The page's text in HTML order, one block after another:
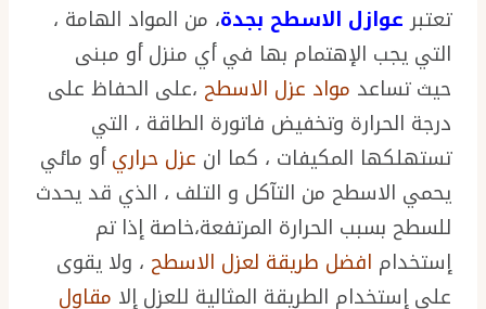
تعتبرعوازل الاسطح بجدة، من المواد الهامة ،
التي يجب الإهتمام بها في أي منزل أو مبنى
حيث تساعد مواد عزل الاسطح ،على الحفاظ على
درجة الحرارة وتخفيض فاتورة الطاقة ، التي
تستهلكها المكيفات ، كما ان عزل حراريأو مائي
يحمي الاسطح من التآكل و التلف ، الذي قد يحدث
للسطح بسبب الحرارة المرتفعة،خاصة إذا تم
إستخدام افضل طريقة لعزل الاسطح ، ولا يقوى
على إستخدام الطريقة المثالية للعزل إلا مقاول